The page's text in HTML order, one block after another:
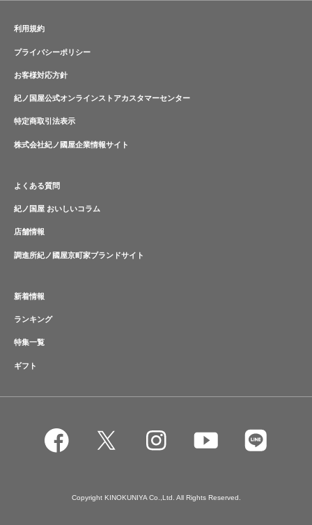
利用規約
プライバシーポリシー
お客様対応方針
紀ノ国屋公式オンラインストアカスタマーセンター
特定商取引法表示
株式会社紀ノ國屋企業情報サイト
よくある質問
紀ノ国屋 おいしいコラム
店舗情報
調進所紀ノ國屋京町家ブランドサイト
新着情報
ランキング
特集一覧
ギフト
Copyright KINOKUNIYA Co.,Ltd. All Rights Reserved.